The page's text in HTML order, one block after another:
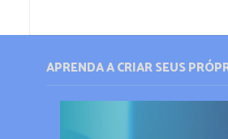
APRENDA A CRIAR SEUS